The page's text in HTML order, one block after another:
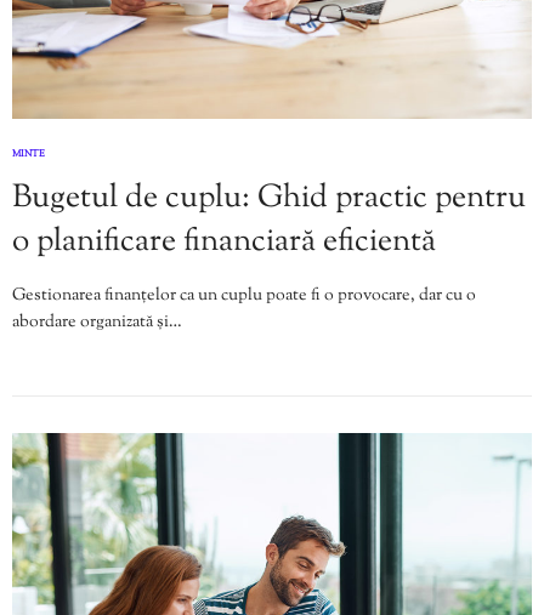
MINTE
Bugetul de cuplu: Ghid practic pentru
o planificare financiară eficientă
Gestionarea finanțelor ca un cuplu poate fi o provocare, dar cu o
abordare organizată și…